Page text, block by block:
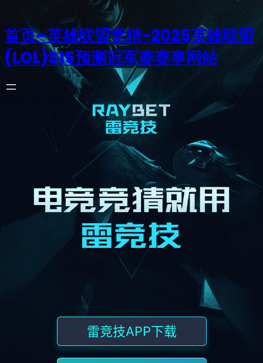
首页–英雄联盟竞猜-2025英雄联盟
(LOL)S15预测冠军赛赛事网站